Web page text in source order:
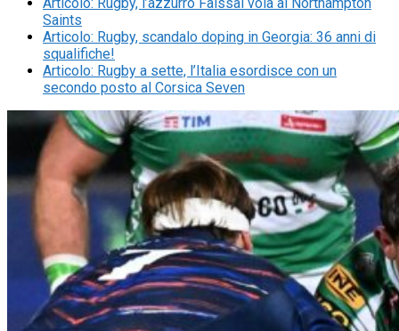
Saints
Articolo: Rugby, scandalo doping in Georgia: 36 anni di
squalifiche!
Articolo: Rugby a sette, l’Italia esordisce con un
secondo posto al Corsica Seven